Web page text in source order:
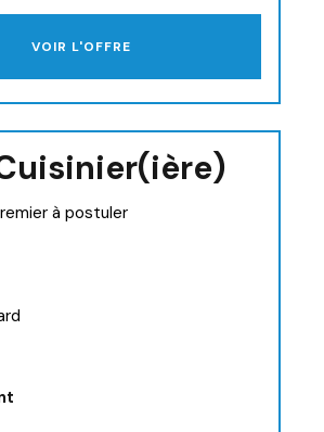
VOIR L'OFFRE
à postuler